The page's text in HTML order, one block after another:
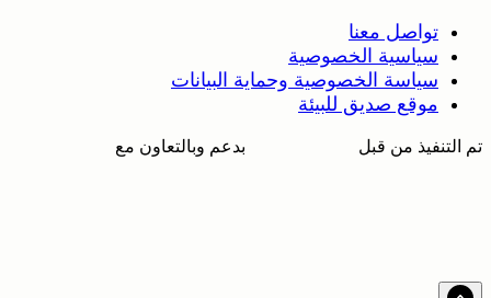
تواصل معنا
سياسية الخصوصية
سياسة الخصوصية وحماية البيانات
موقع صديق للبيئة
تم التنفيذ من قبل بدعم وبالتعاون مع